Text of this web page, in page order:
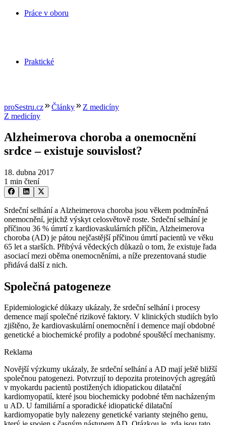
Práce v oboru
Praktické
proSestru.cz Články
Z medicíny
Z medicíny
Alzheimerova choroba a onemocnění
srdce –⁠ existuje souvislost?
18. dubna 2017
1 min čtení
Srdeční selhání a Alzheimerova choroba jsou věkem podmíněná
onemocnění, jejichž výskyt celosvětově roste. Srdeční selhání je
příčinou 36 % úmrtí z kardiovaskulárních příčin, Alzheimerova
choroba (AD) je pátou nejčastější příčinou úmrtí pacientů ve věku
65 let a starších. Přibývá vědeckých důkazů o tom, že existuje řada
asociací mezi oběma onemocněními, a níže prezentovaná studie
přidává další z nich.
Společná patogeneze
Epidemiologické důkazy ukázaly, že srdeční selhání i procesy
demence mají společné rizikové faktory. V klinických studiích bylo
zjištěno, že kardiovaskulární onemocnění i demence mají obdobné
genetické a biochemické profily a podobné spouštěcí mechanismy.
Reklama
Novější výzkumy ukázaly, že srdeční selhání a AD mají ještě bližší
společnou patogenezi. Potvrzují to depozita proteinových agregátů
v myokardu pacientů postižených idiopatickou dilatační
kardiomyopatií, které jsou biochemicky podobné těm nacházeným
u AD. U familiární a sporadické idiopatické dilatační
kardiomyopatie byly nalezeny genetické varianty stejného genu,